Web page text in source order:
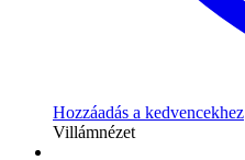
Hozzáadás a kedvencekhez
Villámnézet